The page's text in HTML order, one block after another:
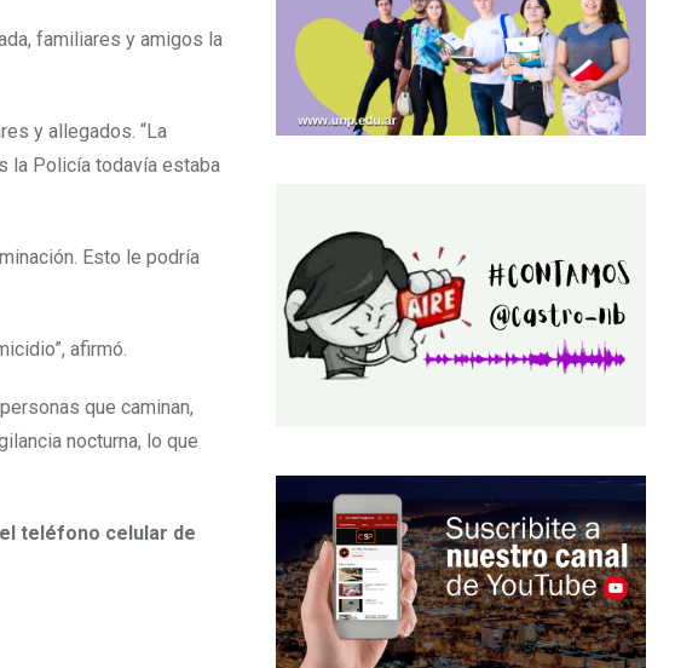
familiares y amigos la
y allegados. “La
la Policía todavía estaba
Esto le podría
afirmó.
que caminan,
nocturna, lo que
teléfono celular de